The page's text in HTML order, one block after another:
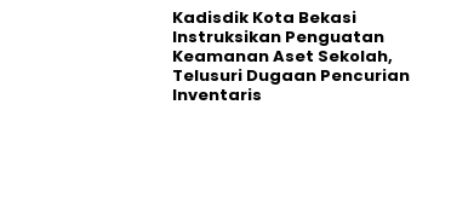
Kadisdik Kota Bekasi
Instruksikan Penguatan
Keamanan Aset Sekolah,
Telusuri Dugaan Pencurian
Inventaris